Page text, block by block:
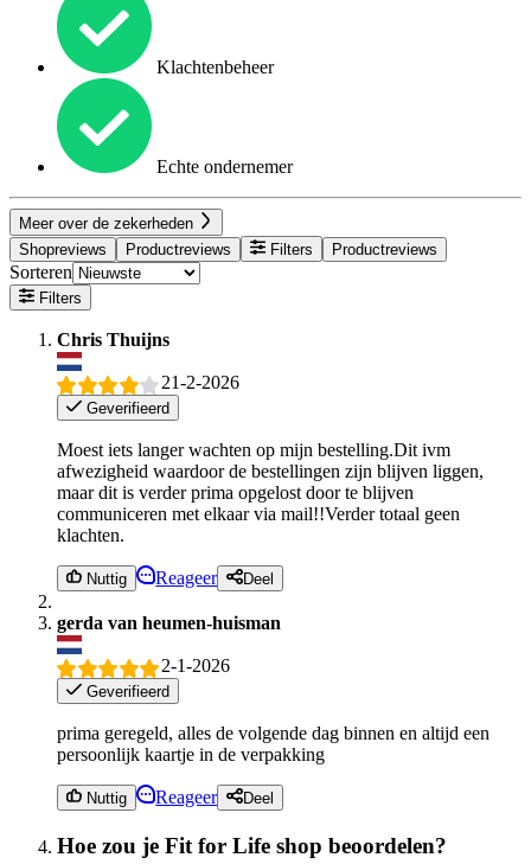
Klachtenbeheer
Echte ondernemer
Meer over de zekerheden
Shopreviews
Productreviews Filters Productreviews
Sorteren
Filters
Chris Thuijns
21-2-2026
Geverifieerd
Moest iets langer wachten op mijn bestelling.Dit ivm
afwezigheid waardoor de bestellingen zijn blijven liggen,
maar dit is verder prima opgelost door te blijven
communiceren met elkaar via mail!!Verder totaal geen
klachten.
Nuttig Reageer Deel
gerda van heumen-huisman
2-1-2026
Geverifieerd
prima geregeld, alles de volgende dag binnen en altijd een
persoonlijk kaartje in de verpakking
Nuttig Reageer Deel
Hoe zou je Fit for Life shop beoordelen?